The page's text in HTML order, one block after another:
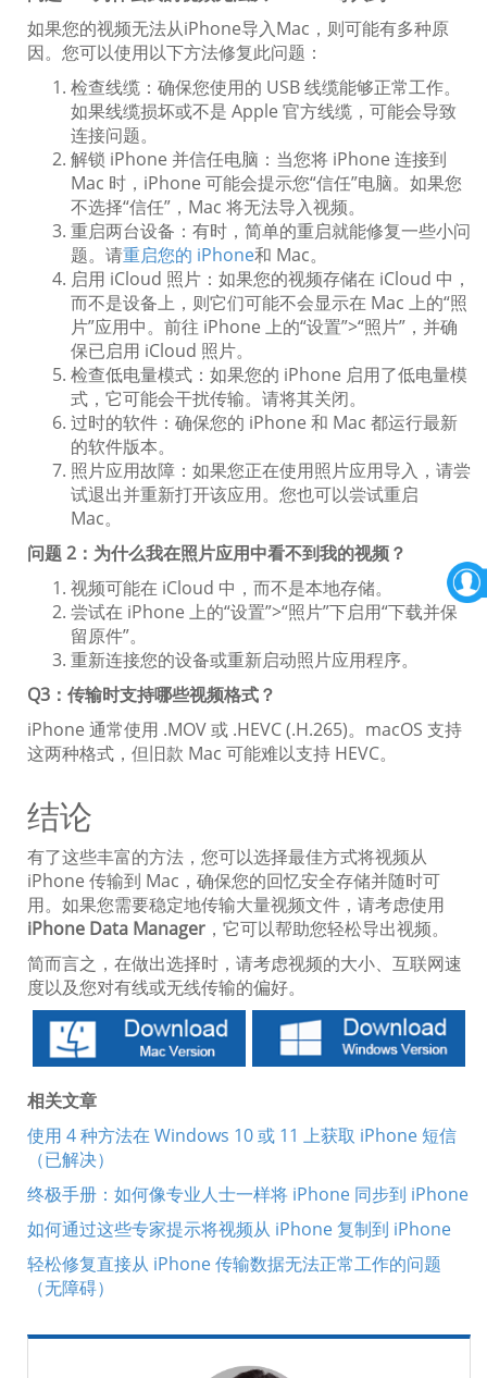
如果您的视频无法从iPhone导入Mac，则可能有多种原
因。您可以使用以下方法修复此问题：
检查线缆：确保您使用的 USB 线缆能够正常工作。
如果线缆损坏或不是 Apple 官方线缆，可能会导致
连接问题。
解锁 iPhone 并信任电脑：当您将 iPhone 连接到
Mac 时，iPhone 可能会提示您“信任”电脑。如果您
不选择“信任”，Mac 将无法导入视频。
重启两台设备：有时，简单的重启就能修复一些小问
题。请重启您的 iPhone和 Mac。
启用 iCloud 照片：如果您的视频存储在 iCloud 中，
而不是设备上，则它们可能不会显示在 Mac 上的“照
片”应用中。前往 iPhone 上的“设置”>“照片”，并确
保已启用 iCloud 照片。
检查低电量模式：如果您的 iPhone 启用了低电量模
式，它可能会干扰传输。请将其关闭。
过时的软件：确保您的 iPhone 和 Mac 都运行最新
的软件版本。
照片应用故障：如果您正在使用照片应用导入，请尝
试退出并重新打开该应用。您也可以尝试重启
Mac。
问题 2：为什么我在照片应用中看不到我的视频？
视频可能在 iCloud 中，而不是本地存储。
尝试在 iPhone 上的“设置”>“照片”下启用“下载并保
留原件”。
重新连接您的设备或重新启动照片应用程序。
Q3：传输时支持哪些视频格式？
iPhone 通常使用 .MOV 或 .HEVC (.H.265)。macOS 支持
这两种格式，但旧款 Mac 可能难以支持 HEVC。
结论
有了这些丰富的方法，您可以选择最佳方式将视频从
iPhone 传输到 Mac，确保您的回忆安全存储并随时可
用。如果您需要稳定地传输大量视频文件，请考虑使用
iPhone Data Manager ，它可以帮助您轻松导出视频。
简而言之，在做出选择时，请考虑视频的大小、互联网速
度以及您对有线或无线传输的偏好。
相关文章
使用 4 种方法在 Windows 10 或 11 上获取 iPhone 短信
（已解决）
终极手册：如何像专业人士一样将 iPhone 同步到 iPhone
如何通过这些专家提示将视频从 iPhone 复制到 iPhone
轻松修复直接从 iPhone 传输数据无法正常工作的问题
（无障碍）